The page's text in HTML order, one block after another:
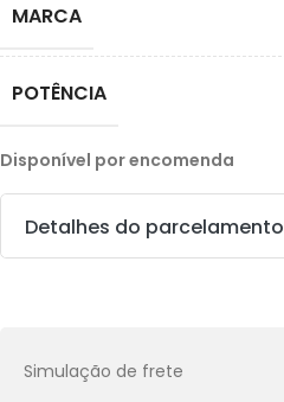
MARCA
POTÊNCIA
Disponível por encomenda
Detalhes do parcelamento
Simulação de frete